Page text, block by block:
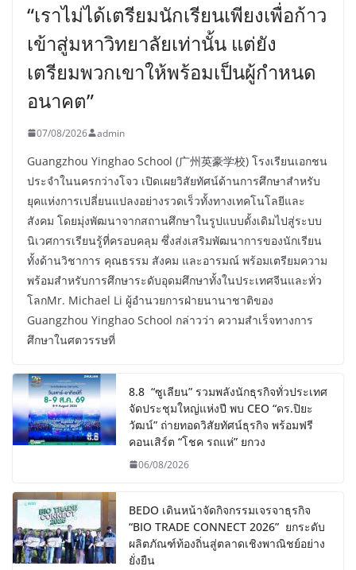
“เราไม่ได้เตรียมนักเรียนเพียงเพื่อก้าว
เข้าสู่มหาวิทยาลัยเท่านั้น แต่ยัง
เตรียมพวกเขาให้พร้อมเป็นผู้กำหนด
อนาคต”
07/08/2026 admin
Guangzhou Yinghao School (广州英豪学校) โรงเรียนเอกชน
ประจำในนครกว่างโจว เปิดเผยวิสัยทัศน์ด้านการศึกษาสำหรับ
ยุคแห่งการเปลี่ยนแปลงอย่างรวดเร็วทั้งทางเทคโนโลยีและ
สังคม โดยมุ่งพัฒนาจากสถานศึกษาในรูปแบบดั้งเดิมไปสู่ระบบ
นิเวศการเรียนรู้ที่ครอบคลุม ซึ่งส่งเสริมพัฒนาการของนักเรียน
ทั้งด้านวิชาการ คุณธรรม สังคม และอารมณ์ พร้อมเตรียมความ
พร้อมสำหรับการศึกษาระดับอุดมศึกษาทั้งในประเทศจีนและทั่ว
โลกMr. Michael Li ผู้อำนวยการฝ่ายนานาชาติของ
Guangzhou Yinghao School กล่าวว่า ความสำเร็จทางการ
ศึกษาในศตวรรษที่
8.8 “ซูเลียน” รวมพลังนักธุรกิจทั่วประเทศ
จัดประชุมใหญ่แห่งปี พบ CEO “ดร.ปิยะ
วัฒน์” ถ่ายทอดวิสัยทัศน์ธุรกิจ พร้อมฟรี
คอนเสิร์ต “โชค รถแห่” ยกวง
06/08/2026
BEDO เดินหน้าจัดกิจกรรมเจรจาธุรกิจ
“BIO TRADE CONNECT 2026” ยกระดับ
ผลิตภัณฑ์ท้องถิ่นสู่ตลาดเชิงพาณิชย์อย่าง
ยั่งยืน